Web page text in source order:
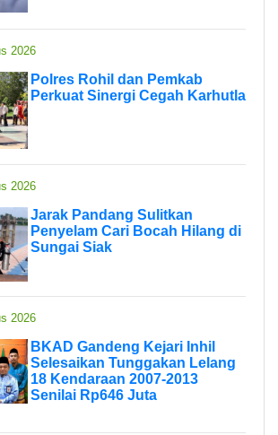
2026
Polres Rohil dan Pemkab
Perkuat Sinergi Cegah Karhutla
2026
Jarak Pandang Sulitkan
Penyelam Cari Bocah Hilang di
Sungai Siak
2026
BKAD Gandeng Kejari Inhil
Selesaikan Tunggakan Lelang
18 Kendaraan 2007-2013
Senilai Rp646 Juta